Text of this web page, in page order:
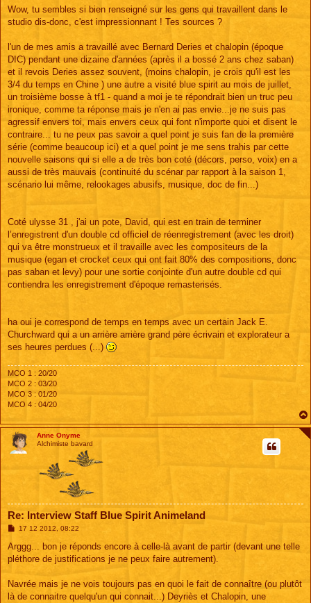
s
a
Wow, tu sembles si bien renseigné sur les gens qui travaillent dans le
studio dis-donc, c'est impressionnant ! Tes sources ?
l'un de mes amis a travaillé avec Bernard Deries et chalopin (époque
DIC) pendant une dizaine d'années (après il a bossé 2 ans chez saban)
et il revois Deries assez souvent, (moins chalopin, je crois qu'il est les
3/4 du temps en Chine ) une autre a visité blue spirit au mois de juillet,
un troisième bosse à tf1 - quand a moi je te répondrait bien un truc peu
ironique, comme ta réponse mais je n'en ai pas envie...je ne suis pas
agressif envers toi, mais envers ceux qui font n'importe quoi et disent le
contraire... tu ne peux pas savoir a quel point je suis fan de la première
série (comme beaucoup ici) et a quel point je me sens trahis par cette
nouvelle saisons qui si elle a de très bon coté (décors, perso, voix) en a
aussi de très mauvais (continuité du scénar par rapport à la saison 1,
scénario lui même, relookages abusifs, musique, doc de fin...)
Coté ulysse 31 , j'ai un pote, David, qui est en train de terminer
l’enregistrent d'un double cd officiel de réenregistrement (avec les droit)
qui va être monstrueux et il travaille avec les compositeurs de la
musique (egan et crocket ceux qui ont fait 80% des compositions, donc
pas saban et levy) pour une sortie conjointe d'un autre double cd qui
contiendra les enregistrement d'époque remasterisés.
ha oui je correspond de temps en temps avec un certain Jack E.
Churchward qui a un arrière arrière grand père écrivain et explorateur a
ses heures perdues (...)
MCO 1 : 20/20
MCO 2 : 03/20
MCO 3 : 01/20
MCO 4 : 04/20
Anne Onyme
Alchimiste bavard
Re: Interview Staff Blue Spirit Animeland
M
s
s
a
17 12 2012, 08:22
Arggg... bon je réponds encore à celle-là avant de partir (devant une telle
pléthore de justifications je ne peux faire autrement).
Navrée mais je ne vois toujours pas en quoi le fait de connaître (ou plutôt
là de connaitre quelqu'un qui connait...) Deyriès et Chalopin, une